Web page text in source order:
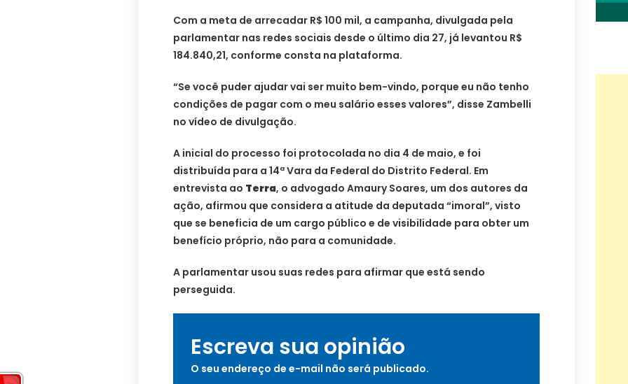
Com a meta de arrecadar R$ 100 mil, a campanha, divulgada pela
parlamentar nas redes sociais desde o último dia 27, já levantou R$
184.840,21, conforme consta na plataforma.
“Se você puder ajudar vai ser muito bem-vindo, porque eu não tenho
condições de pagar com o meu salário esses valores”, disse Zambelli
no vídeo de divulgação.
A inicial do processo foi protocolada no dia 4 de maio, e foi
distribuída para a 14ª Vara da Federal do Distrito Federal. Em
entrevista ao Terra, o advogado Amaury Soares, um dos autores da
ação, afirmou que considera a atitude da deputada “imoral”, visto
que se beneficia de um cargo público e de visibilidade para obter um
benefício próprio, não para a comunidade.
A parlamentar usou suas redes para afirmar que está sendo
perseguida.
Escreva sua opinião
O seu endereço de e-mail não será publicado.